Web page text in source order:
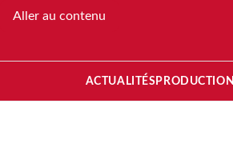
Aller au contenu
ACTUALITÉS PRODUCTION